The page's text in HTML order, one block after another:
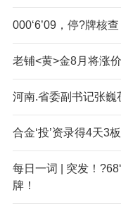
000‘6’09，停?牌核
老铺<黄>金8月将涨
河南.省委副书记张
合金‘投’资录得4天3板
每日一词 | 突发！
牌！